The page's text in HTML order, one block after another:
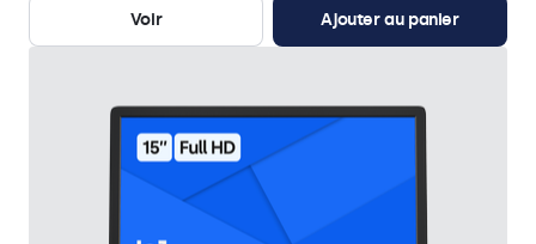
Voir
Ajouter au panier